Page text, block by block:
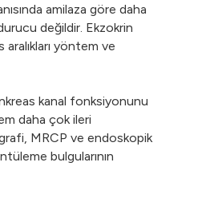
amilaza göre daha
değildir. Ekzokrin
yöntem ve
kanal fonksiyonunu
daha çok ileri
MRCP ve endoskopik
bulgularının